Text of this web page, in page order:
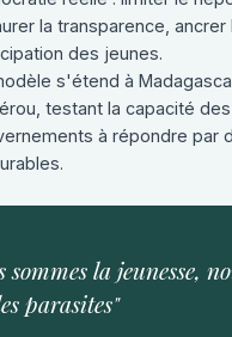
la transparence, ancrer
des jeunes.
s'étend à
testant la capacité des
à répondre par
sommes la jeunesse,
parasites"